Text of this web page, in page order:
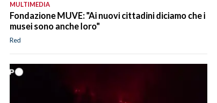
MULTIMEDIA
Fondazione MUVE: "Ai nuovi cittadini diciamo che i
musei sono anche loro"
Red